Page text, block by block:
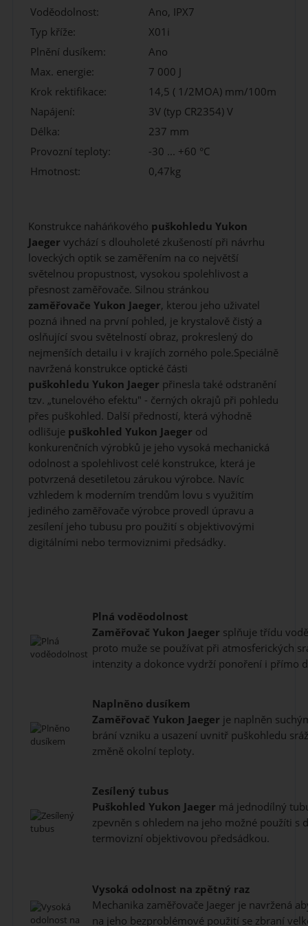
Voděodolnost:
Ano, IPX7
Typ kříže:
X01i
Plnění dusíkem:
Ano
Max. energie:
7 000 J
Krok rektifikace:
14,5 ( 1/2MOA) mm/100m
Napájení:
3V (typ CR2354) V
Délka:
237 mm
Provozní teploty:
-30 ... +60 °C
Hmotnost:
0,47kg
Konstrukce naháńkového puškohledu Yukon
Jaeger vychází s dlouholeté zkušeností při návrhu
loveckých optik se zaměřením na co největší
světelnou propustnost, vysokou spolehlivost a
přesnost zaměřovače. Silnou stránkou
zaměřovače Yukon Jaeger, kterou jeho uživatel
pozná ihned na první pohled, je krystalově čistý a
oslňující svou světelností obraz, prokreslený do
nejmenších detailu i v krajích zorného pole.Speciálně
navržená konstrukce optické části
puškohledu Yukon Jaeger přinesla také odstranění
tzv. „tunelového efektu" - černých okrajů při pohledu
přes puškohled. Další předností, která výhodně
odlišuje puškohled Yukon Jaeger od
konkurenčních výrobků je jeho vysoká mechanická
odolnost a spolehlivost celé konstrukce, která je
potvrzená desetiletou zárukou výrobce. Navíc
vzhledem k moderním trendům lovu s využitím
jediného zaměřovače výrobce provedl úpravu a
zesílení jeho tubusu pro použití s objektivovými
digitálními nebo termoviznimi předsádky.
Plná voděodolnost
Zaměřovač Yukon Jaeger splňuje třídu
proto muže se používat při atmosferických
intenzity a dokonce vydrží ponoření i přímo
Naplněno dusíkem
Zaměřovač Yukon Jaeger je naplněn
brání vzniku a usazení uvnitř puškohledu
změně okolní teploty.
Zesílený tubus
Puškohled Yukon Jaeger má jednodílný
zpevněn s ohledem na jeho možné použíti s
termovizní objektivovou předsádkou.
Vysoká odolnost na zpětný raz
Mechanika zaměřovače Jaeger je navržená
na jeho bezproblémové použití se zbraní